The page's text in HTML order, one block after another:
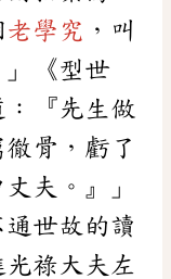
老學究 ，叫
《型世
『先生做
徹骨，虧了
夫。』」
世故的讀
祿大夫左